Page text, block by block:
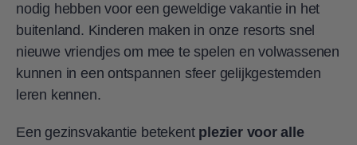
nodig hebben voor een geweldige vakantie in het
buitenland. Kinderen maken in onze resorts snel
nieuwe vriendjes om mee te spelen en volwassenen
kunnen in een ontspannen sfeer gelijkgestemden
leren kennen.
Een gezinsvakantie betekent plezier voor alle